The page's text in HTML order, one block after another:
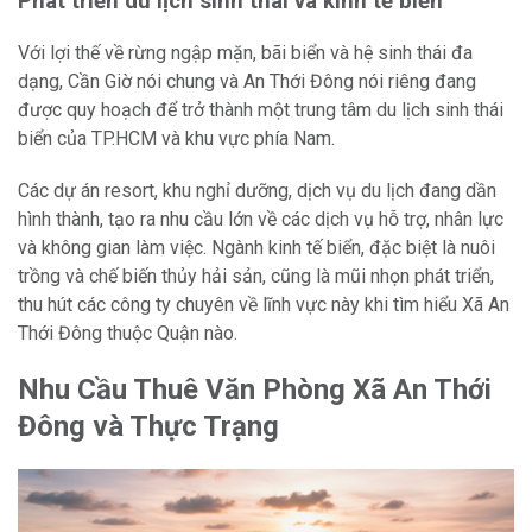
Với lợi thế về rừng ngập mặn, bãi biển và hệ sinh thái đa
dạng, Cần Giờ nói chung và An Thới Đông nói riêng đang
được quy hoạch để trở thành một trung tâm du lịch sinh thái
biển của TP.HCM và khu vực phía Nam.
Các dự án resort, khu nghỉ dưỡng, dịch vụ du lịch đang dần
hình thành, tạo ra nhu cầu lớn về các dịch vụ hỗ trợ, nhân lực
và không gian làm việc. Ngành kinh tế biển, đặc biệt là nuôi
trồng và chế biến thủy hải sản, cũng là mũi nhọn phát triển,
thu hút các công ty chuyên về lĩnh vực này khi tìm hiểu Xã An
Thới Đông thuộc Quận nào.
Nhu Cầu Thuê Văn Phòng Xã An Thới
Đông và Thực Trạng